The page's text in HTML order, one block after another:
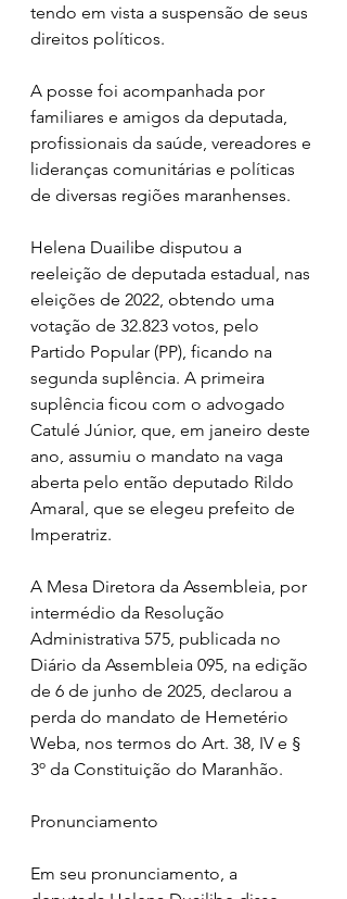
tendo em vista a suspensão de seus
direitos políticos.
A posse foi acompanhada por
familiares e amigos da deputada,
profissionais da saúde, vereadores e
lideranças comunitárias e políticas
de diversas regiões maranhenses.
Helena Duailibe disputou a
reeleição de deputada estadual, nas
eleições de 2022, obtendo uma
votação de 32.823 votos, pelo
Partido Popular (PP), ficando na
segunda suplência. A primeira
suplência ficou com o advogado
Catulé Júnior, que, em janeiro deste
ano, assumiu o mandato na vaga
aberta pelo então deputado Rildo
Amaral, que se elegeu prefeito de
Imperatriz.
A Mesa Diretora da Assembleia, por
intermédio da Resolução
Administrativa 575, publicada no
Diário da Assembleia 095, na edição
de 6 de junho de 2025, declarou a
perda do mandato de Hemetério
Weba, nos termos do Art. 38, IV e §
3º da Constituição do Maranhão.
Pronunciamento
Em seu pronunciamento, a